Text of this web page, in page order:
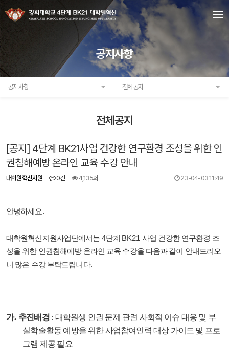
공지사항
공지사항 전체공지
전체공지
[공지] 4단계 BK21사업 건강한 연구환경 조성을 위한 인
권침해예방 온라인 교육 수강 안내
대학원혁신지원 0건 4,135회 23-04-03 11:49
안녕하세요.
대학원혁신지원사업단에서는 4단계 BK21사업 건강한 연구환경 조
성을 위한 인권침해예방 온라인 교육 수강을 다음과 같이 안내드리오
니 많은 수강 부탁드립니다.
가. 추진배경 : 대학원생 인권 문제 관련 사회적 이슈 대응 및 부
실학술활동 예방을 위한 사업참여인력 대상 가이드 및 프로
그램 제공 필요